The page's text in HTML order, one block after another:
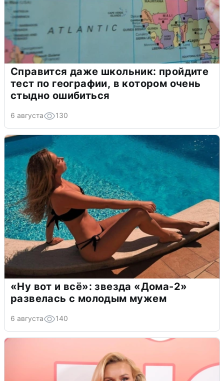
Справится даже школьник: пройдите
тест по географии, в котором очень
стыдно ошибиться
6 августа 130
«Ну вот и всё»: звезда «Дома-2»
развелась с молодым мужем
6 августа 140